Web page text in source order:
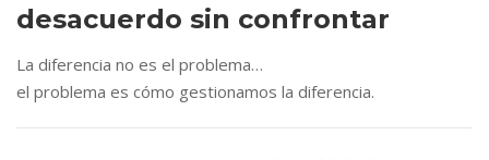
desacuerdo sin confrontar
La diferencia no es el problema…
el problema es cómo gestionamos la diferencia.